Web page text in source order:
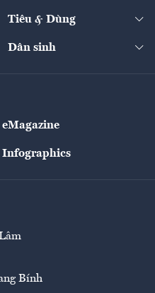
Thị trường
Nông sản
Tiêu & Dùng
Giải trí
Dân sinh
eMagazine
Infographics
Bính